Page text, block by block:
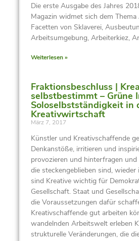
Die erste Ausgabe des Jahres
Magazin widmet sich dem
Facetten von Sklaverei,
Arbeitsumgebung, Arbeiterkiez,
Weiterlesen »
Fraktionsbeschluss |
selbstbestimmt – Grüne
Soloselbstständigkeit in
Kreativwirtschaft
März 7, 2017
Künstler und Kreativschaffende
Denkanstöße, irritieren und
provozieren und hinterfragen und
die steckengeblieben sind, wieder
sind Kreative wichtig für
Gesellschaft. Staat und
die Voraussetzungen dafür
Kreativschaffende gut arbeiten
wandelnden Arbeitswelt erleben
strukturelle Veränderungen, die